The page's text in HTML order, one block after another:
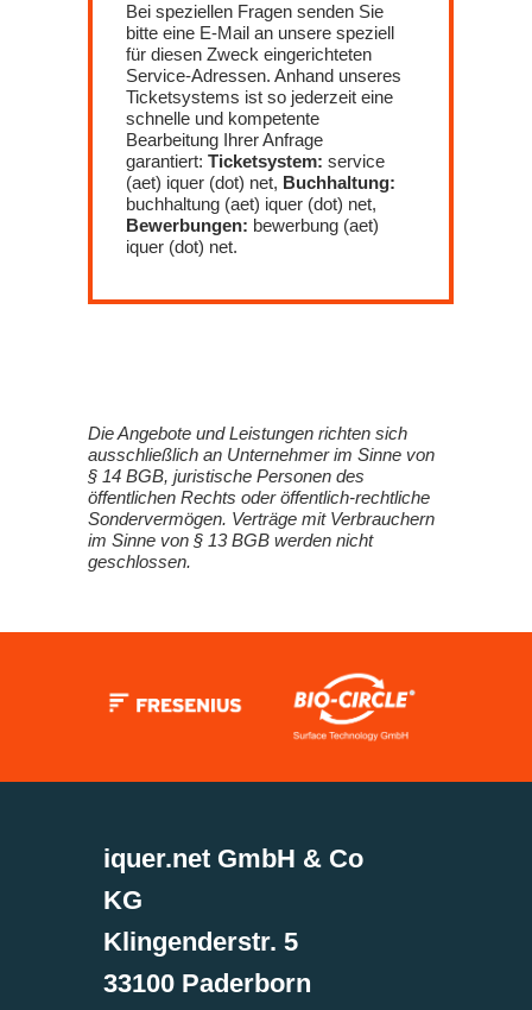
Bei speziellen Fragen senden Sie
bitte eine E-Mail an unsere speziell
für diesen Zweck eingerichteten
Service-Adressen. Anhand unseres
Ticketsystems ist so jederzeit eine
schnelle und kompetente
Bearbeitung Ihrer Anfrage
garantiert: Ticketsystem: service
(aet) iquer (dot) net, Buchhaltung:
buchhaltung (aet) iquer (dot) net,
Bewerbungen: bewerbung (aet)
iquer (dot) net.
Die Angebote und Leistungen richten sich
ausschließlich an Unternehmer im Sinne von
§ 14 BGB, juristische Personen des
öffentlichen Rechts oder öffentlich-rechtliche
Sondervermögen. Verträge mit Verbrauchern
im Sinne von § 13 BGB werden nicht
geschlossen.
iquer.net GmbH & Co
KG
Klingenderstr. 5
33100 Paderborn